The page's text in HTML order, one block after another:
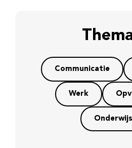
Communicatie
Werk
Onderwijs